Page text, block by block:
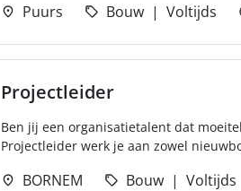
Puurs Bouw Voltijds
Projectleider
Ben jij een organisatietalent dat
Projectleider werk je aan zowel
BORNEM Bouw Voltijds